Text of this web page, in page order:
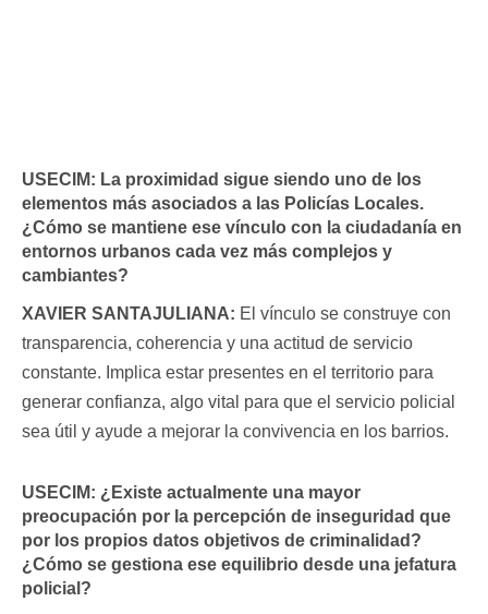
USECIM: La proximidad sigue siendo uno de los
elementos más asociados a las Policías Locales.
¿Cómo se mantiene ese vínculo con la ciudadanía en
entornos urbanos cada vez más complejos y
cambiantes?
XAVIER SANTAJULIANA: El vínculo se construye con
transparencia, coherencia y una actitud de servicio
constante. Implica estar presentes en el territorio para
generar confianza, algo vital para que el servicio policial
sea útil y ayude a mejorar la convivencia en los barrios.
USECIM: ¿Existe actualmente una mayor
preocupación por la percepción de inseguridad que
por los propios datos objetivos de criminalidad?
¿Cómo se gestiona ese equilibrio desde una jefatura
policial?